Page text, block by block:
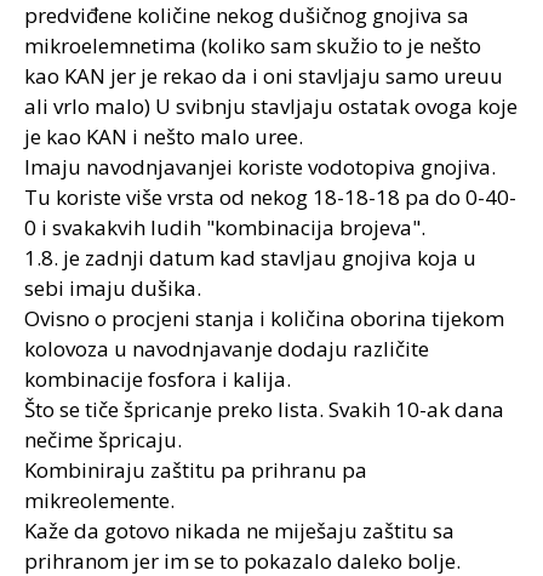
predviđene količine nekog dušičnog gnojiva sa
mikroelemnetima (koliko sam skužio to je nešto
kao KAN jer je rekao da i oni stavljaju samo ureuu
ali vrlo malo) U svibnju stavljaju ostatak ovoga koje
je kao KAN i nešto malo uree.
Imaju navodnjavanjei koriste vodotopiva gnojiva.
Tu koriste više vrsta od nekog 18-18-18 pa do 0-40-
0 i svakakvih ludih "kombinacija brojeva".
1.8. je zadnji datum kad stavljau gnojiva koja u
sebi imaju dušika.
Ovisno o procjeni stanja i količina oborina tijekom
kolovoza u navodnjavanje dodaju različite
kombinacije fosfora i kalija.
Što se tiče špricanje preko lista. Svakih 10-ak dana
nečime špricaju.
Kombiniraju zaštitu pa prihranu pa
mikreolemente.
Kaže da gotovo nikada ne miješaju zaštitu sa
prihranom jer im se to pokazalo daleko bolje.